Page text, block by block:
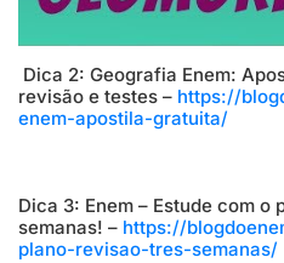
Dica 2: Geografia Enem:
revisão e testes – https://
enem-apostila-gratuita/
Dica 3: Enem – Estude com o
semanas! – https://
plano-revisao-tres-semanas/